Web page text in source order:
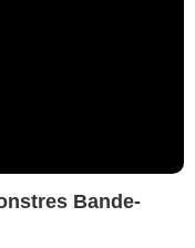
Bande-